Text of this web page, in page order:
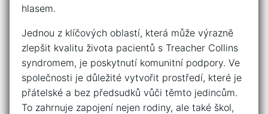
hlasem.
Jednou z klíčových ‌oblastí, která může ​výrazně
zlepšit kvalitu života ⁤pacientů s Treacher Collins
syndromem, ‍je poskytnutí komunitní podpory. Ve
společnosti je‌ důležité vytvořit prostředí, které je
‍přátelské a bez předsudků vůči ‍těmto jedincům.
To zahrnuje zapojení nejen rodiny, ale také škol,